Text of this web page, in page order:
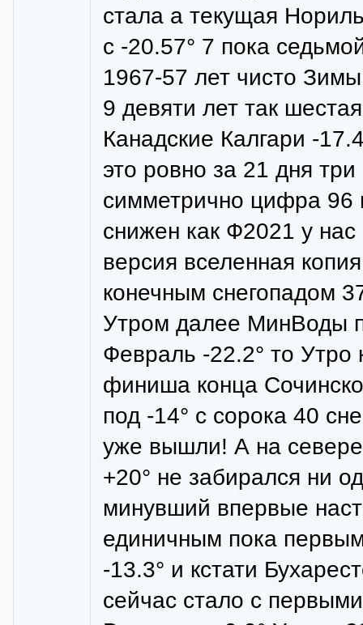
стала а текущая
с -20.57° 7 пока
1967-57 лет чисто
9 девяти лет так
Канадские Калгари -
это ровно за 21 дня
симметрично цифра 96
снижен как Ф2021 у
версия вселенная
конечным снегопадом
Утром далее МинВоды
Февраль -22.2° то Утро
финиша конца
под -14° с сорока 40
уже вышли! А на
+20° не забирался ни
минувший впервые
единичным пока
-13.3° и кстати
сейчас стало с